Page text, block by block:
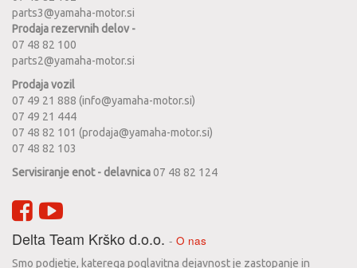
parts3@yamaha-motor.si
Prodaja rezervnih delov -
07 48 82 100
parts2@yamaha-motor.si
Prodaja vozil
07 49 21 888 (info@yamaha-motor.si)
07 49 21 444
07 48 82 101 (prodaja@yamaha-motor.si)
07 48 82 103
Servisiranje enot - delavnica07 48 82 124
Delta Team Krško d.o.o. - O nas
Smo podjetje, katerega poglavitna dejavnost je zastopanje in